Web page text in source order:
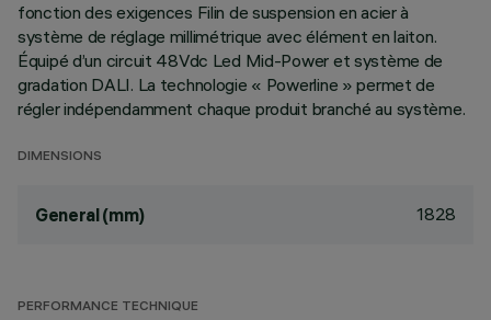
fonction des exigences Filin de suspension en acier à
système de réglage millimétrique avec élément en laiton.
Équipé d’un circuit 48Vdc Led Mid-Power et système de
gradation DALI. La technologie « Powerline » permet de
régler indépendamment chaque produit branché au système.
DIMENSIONS
General (mm) 1828
PERFORMANCE TECHNIQUE